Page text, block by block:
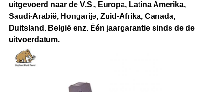
uitgevoerd naar de V.S., Europa, Latina Amerika,
Saudi-Arabië, Hongarije, Zuid-Afrika, Canada,
Duitsland, België enz. Één jaargarantie sinds de de
uitvoerdatum.